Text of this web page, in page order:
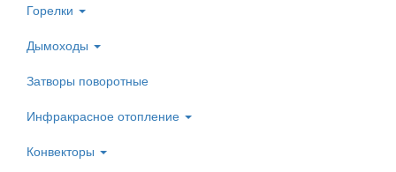
Горелки
Дымоходы
Затворы поворотные
Инфракрасное отопление
Конвекторы